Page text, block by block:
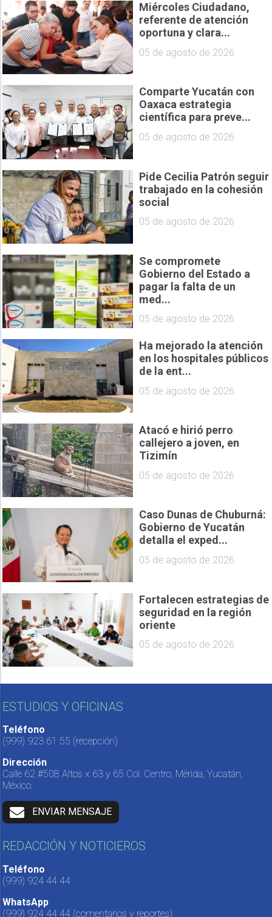
Miércoles Ciudadano,
referente de atención
oportuna y clara...
05 de agosto de 2026
Comparte Yucatán con
Oaxaca estrategia
científica para preve...
05 de agosto de 2026
Pide Cecilia Patrón seguir
trabajado en la cohesión
social
05 de agosto de 2026
Se compromete
Gobierno del Estado a
pagar la falta de un
med...
05 de agosto de 2026
Ha mejorado la atención
en los hospitales públicos
de la ent...
05 de agosto de 2026
Atacó e hirió perro
callejero a joven, en
Tizimín
05 de agosto de 2026
Caso Dunas de Chuburná:
Gobierno de Yucatán
detalla el exped...
05 de agosto de 2026
Fortalecen estrategias de
seguridad en la región
oriente
05 de agosto de 2026
ESTUDIOS Y OFICINAS
Teléfono
(999) 923 61 55 (recepción)
Dirección
Calle 62 #508 Altos x 63 y 65 Col. Centro, Mérida, Yucatán,
México.
ENVIAR MENSAJE
REDACCIÓN Y NOTICIEROS
Teléfono
(999) 924 44 44
WhatsApp
(999) 924 44 44 (comentarios y reportes)